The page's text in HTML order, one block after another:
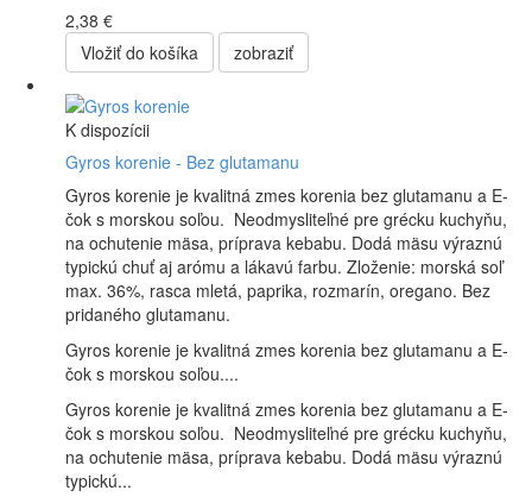
2,38 €
Vložiť do košíka
zobraziť
K dispozícii
Gyros korenie - Bez glutamanu
Gyros korenie je kvalitná zmes korenia bez glutamanu a E-
čok s morskou soľou. Neodmysliteľné pre grécku kuchyňu,
na ochutenie mäsa, príprava kebabu. Dodá mäsu výraznú
typickú chuť aj arómu a lákavú farbu. Zloženie: morská soľ
max. 36%, rasca mletá, paprika, rozmarín, oregano. Bez
pridaného glutamanu.
Gyros korenie je kvalitná zmes korenia bez glutamanu a E-
čok s morskou soľou....
Gyros korenie je kvalitná zmes korenia bez glutamanu a E-
čok s morskou soľou. Neodmysliteľné pre grécku kuchyňu,
na ochutenie mäsa, príprava kebabu. Dodá mäsu výraznú
typickú...